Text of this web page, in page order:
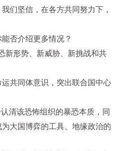
们坚信，在各方共同努力下，
否介绍更多情况？
新形势、新威胁、新挑战和共
共同体意识，突出联合国中心
清该恐怖组织的暴恐本质，同
大国博弈的工具、地缘政治的